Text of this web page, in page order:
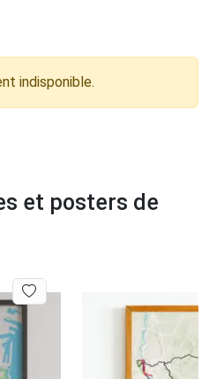
indisponible.
et posters de